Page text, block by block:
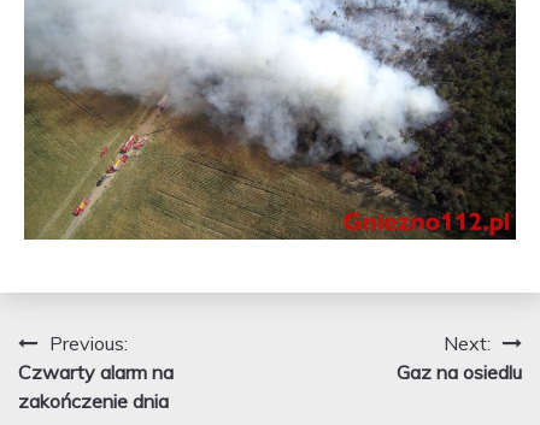
Nawigacja
wpisu
Previous:
Czwarty alarm na
zakończenie dnia
Next:
Gaz na osiedlu